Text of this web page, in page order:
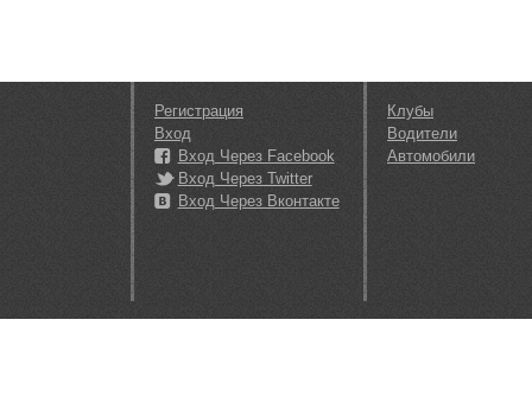
Регистрация
Вход
Вход Через Facebook
Вход Через Twitter
Вход Через Вконтакте
Клубы
Водители
Автомобили